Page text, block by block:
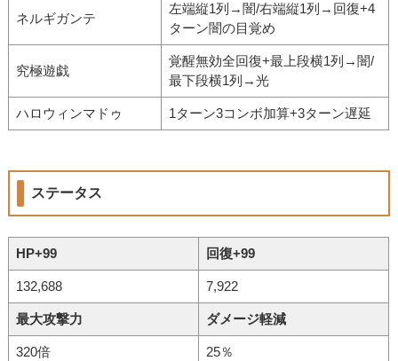
ネルギガンテ
左端縦1列→闇/右端縦1列→回復+4
ターン闇の目覚め
究極遊戯
覚醒無効全回復+最上段横1列→闇/
最下段横1列→光
ハロウィンマドゥ 1ターン3コンボ加算+3ターン遅延
ステータス
HP+99 回復+99
132,688 7,922
最大攻撃力 ダメージ軽減
320倍 25％